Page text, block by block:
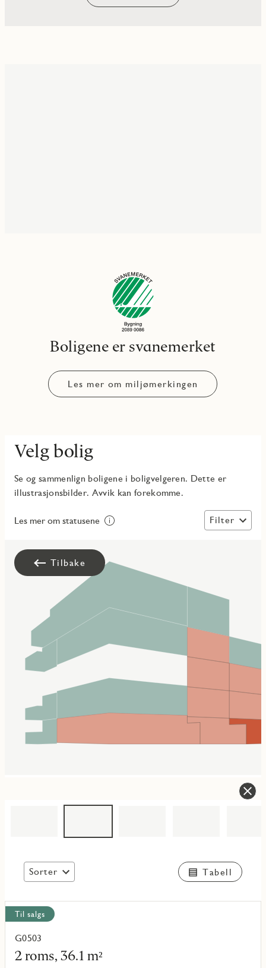
Boligene er svanemerket
Les mer om miljømerkingen
Velg bolig
Se og sammenlign boligene i boligvelgeren. Dette er
illustrasjonsbilder. Avvik kan forekomme.
Les mer om statusene Filter
Tilbake
Sorter Tabell
Vis
alle
objekt
Til salgs
G0503
2 roms, 36.1 m²
Les
mer
om